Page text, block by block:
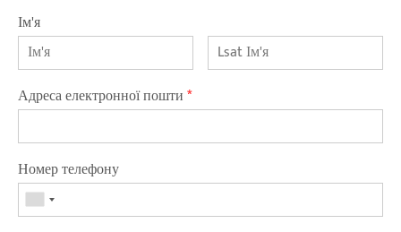
Ім'я
Адреса електронної пошти*
Номер телефону